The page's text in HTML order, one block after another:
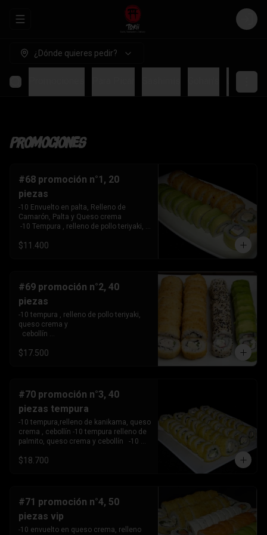
Abrir menu de navegación Login
¿Dónde quieres pedir?
Promociones
#68 promoción n°1, 20
piezas
-10 Envuelto en palta, Relleno de
Camarón, Palta y Queso crema
-10 Tempura , relleno de pollo teriyaki,
$11.400
#69 promoción n°2, 40
piezas
-10 tempura , relleno de pollo teriyaki,
queso crema y
  cebollín
crema y cebollín. -10 envuelto en palta,
kanikama, queso crema
   y cebollín .
$17.500
#70 promoción n°3, 40
piezas tempura
-10 tempura,relleno de kanikama, queso
crema , cebollín -10 tempura relleno de
palmito, queso crema y cebollín   -10
crema y
$18.700
#71 promoción n°4, 50
piezas vip
-10 envuelto en queso crema, relleno